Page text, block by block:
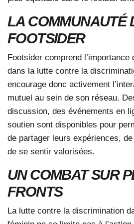
LA COMMUNAUTÉ
FOOTSIDER
Footsider comprend l’importance
dans la lutte contre la
encourage donc activement
mutuel au sein de son réseau.
discussion, des événements en
soutien sont disponibles pour
de partager leurs expériences,
de se sentir valorisées.
UN COMBAT SUR
FRONTS
La lutte contre la discrimination